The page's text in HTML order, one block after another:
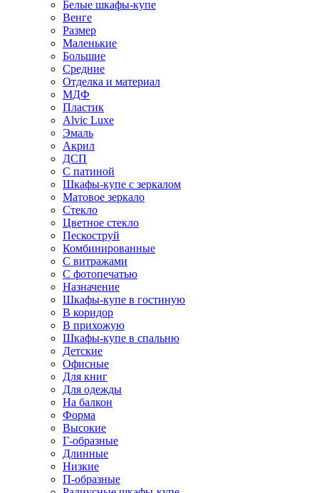
Белые шкафы-купе
Венге
Размер
Маленькие
Большие
Средние
Отделка и материал
МДФ
Пластик
Alvic Luxe
Эмаль
Акрил
ДСП
С патиной
Шкафы-купе с зеркалом
Матовое зеркало
Стекло
Цветное стекло
Пескоструй
Комбинированные
С витражами
С фотопечатью
Назначение
Шкафы-купе в гостиную
В коридор
В прихожую
Шкафы-купе в спальню
Детские
Офисные
Для книг
Для одежды
На балкон
Форма
Высокие
Г-образные
Длинные
Низкие
П-образные